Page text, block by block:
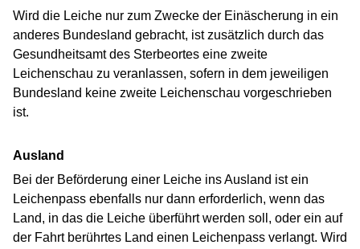
Wird die Leiche nur zum Zwecke der Einäscherung in ein
anderes Bundesland gebracht, ist zusätzlich durch das
Gesundheitsamt des Sterbeortes eine zweite
Leichenschau zu veranlassen, sofern in dem jeweiligen
Bundesland keine zweite Leichenschau vorgeschrieben
ist.
Ausland
Bei der Beförderung einer Leiche ins Ausland ist ein
Leichenpass ebenfalls nur dann erforderlich, wenn das
Land, in das die Leiche überführt werden soll, oder ein auf
der Fahrt berührtes Land einen Leichenpass verlangt. Wird